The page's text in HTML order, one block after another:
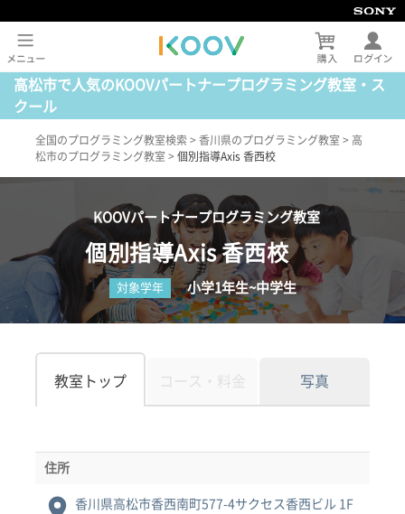
高松市で人気のKOOVパートナープログラミング教室・ス
クール
全国のプログラミング教室検索 > 香川県のプログラミング教室 > 高
松市のプログラミング教室 > 個別指導Axis 香西校
KOOVパートナープログラミング教室
個別指導Axis 香西校
対象学年 小学1年生~中学生
教室トップ コース・料金 写真
住所
香川県高松市香西南町577-4サクセス香西ビル 1F